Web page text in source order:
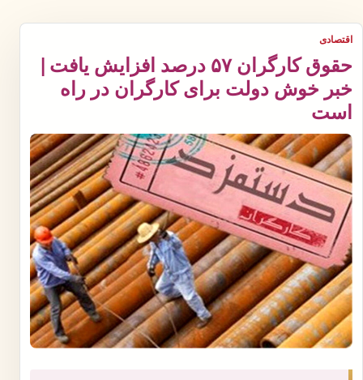
اقتصادی
حقوق کارگران ۵۷ درصد افزایش یافت |
خبر خوش دولت برای کارگران در راه
است